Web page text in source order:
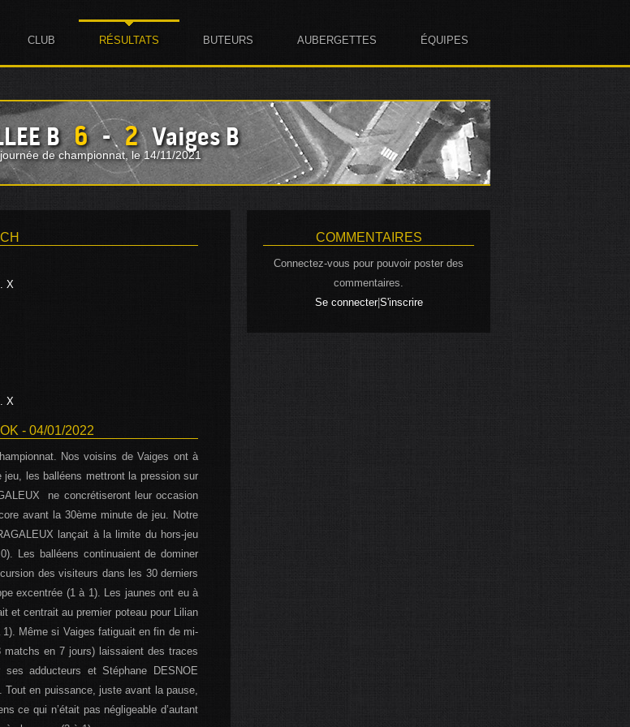
CLUB RÉSULTATS BUTEURS AUBERGETTES ÉQUIPES
B 6 - 2 Vaiges B
de championnat, le 14/11/2021
X
X
- 04/01/2022
Nos voisins de Vaiges ont à
jeu, les balléens mettront la pression sur
ne concrétiseront leur occasion
avant la 30ème minute de jeu. Notre
lançait à la limite du hors-jeu
Les balléens continuaient de dominer
des visiteurs dans les 30 derniers
excentrée (1 à 1). Les jaunes ont eu à
et centrait au premier poteau pour Lilian
Même si Vaiges fatiguait en fin de mi-
en 7 jours) laissaient des traces
adducteurs et Stéphane DESNOE
en puissance, juste avant la pause,
ce qui n’était pas négligeable d’autant
COMMENTAIRES
Connectez-vous pour pouvoir poster des
commentaires.
Se connecter|S'inscrire